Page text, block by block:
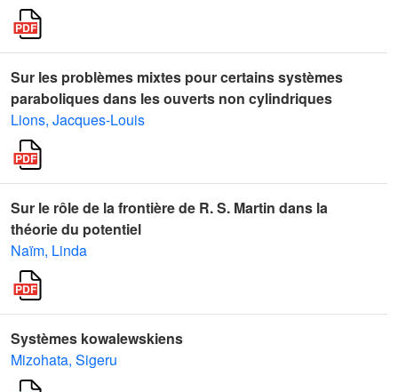
Sur les problèmes mixtes pour certains systèmes
paraboliques dans les ouverts non cylindriques
Lions, Jacques-Louis
Sur le rôle de la frontière de R. S. Martin dans la
théorie du potentiel
Naïm, Linda
Systèmes kowalewskiens
Mizohata, Sigeru